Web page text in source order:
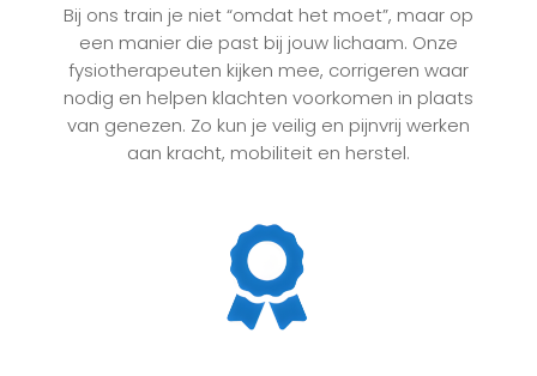
Bij ons train je niet “omdat het moet”, maar op
een manier die past bij jouw lichaam. Onze
fysiotherapeuten kijken mee, corrigeren waar
nodig en helpen klachten voorkomen in plaats
van genezen. Zo kun je veilig en pijnvrij werken
aan kracht, mobiliteit en herstel.